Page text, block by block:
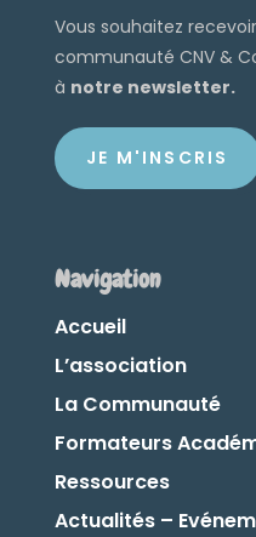
Vous souhaitez
communauté CNV &
à notre newsletter.
JE M'INSCRIS
Navigation
Accueil
L’association
La Communauté
Formateurs
Ressources
Actualités –